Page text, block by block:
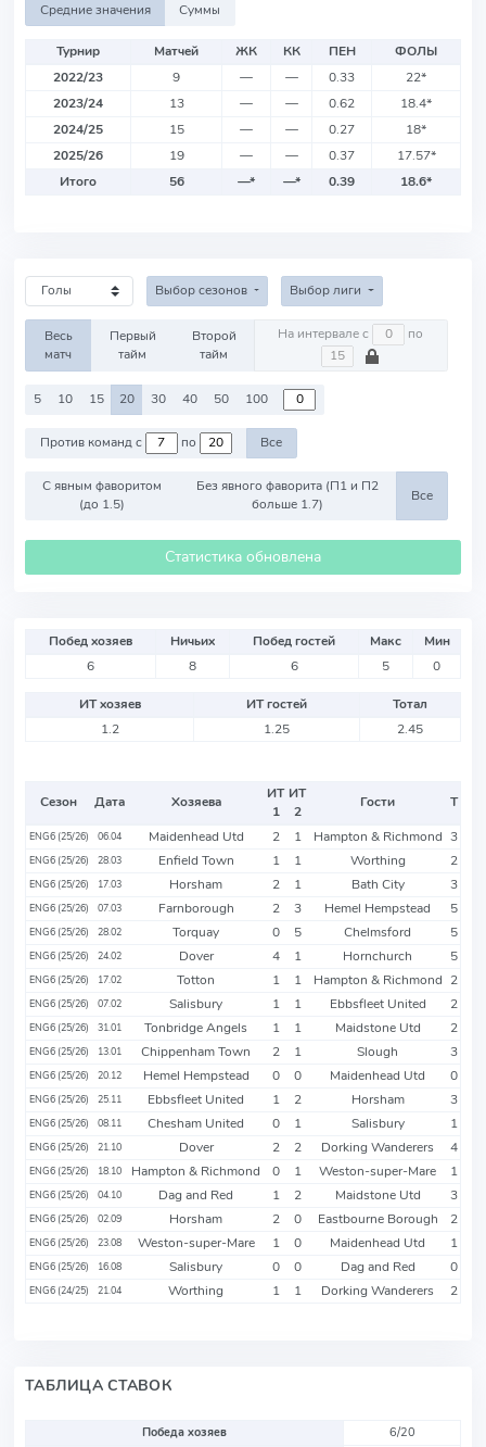
Средние значения Суммы
Турнир Матчей ЖК КК ПЕН
ФОЛЫ
2022/23
9 — — 0.33 22*
2023/24
13 — — 0.62 18.4*
2024/25
15 — — 0.27 18*
2025/26
19 — — 0.37 17.57*
Итого
56 —* —* 0.39 18.6*
Выбор сезонов Выбор лиги
Весь
матч
Первый
тайм
Второй
тайм
На интервале с по
5 10 15 20 30 40 50 100
Против команд с по Все
С явным фаворитом
(до 1.5)
Без явного фаворита (П1 и П2
больше 1.7)
Все
Статистика обновлена
Побед хозяев Ничьих Побед гостей Макс
Мин
6
8 6 5 0
ИТ хозяев ИТ гостей
Тотал
1.2
1.25 2.45
Сезон Дата Хозяева
ИТ
1
ИТ
2
Гости Т
ENG6 (25/26) 06.04 Maidenhead Utd 2 1 Hampton & Richmond 3
ENG6 (25/26) 28.03 Enfield Town 1 1 Worthing 2
ENG6 (25/26) 17.03 Horsham 2 1 Bath City 3
ENG6 (25/26) 07.03 Farnborough 2 3 Hemel Hempstead 5
ENG6 (25/26) 28.02 Torquay 0 5 Chelmsford 5
ENG6 (25/26) 24.02 Dover 4 1 Hornchurch 5
ENG6 (25/26) 17.02 Totton 1 1 Hampton & Richmond 2
ENG6 (25/26) 07.02 Salisbury 1 1 Ebbsfleet United 2
ENG6 (25/26) 31.01 Tonbridge Angels 1 1 Maidstone Utd 2
ENG6 (25/26) 13.01 Chippenham Town 2 1 Slough 3
ENG6 (25/26) 20.12 Hemel Hempstead 0 0 Maidenhead Utd 0
ENG6 (25/26) 25.11 Ebbsfleet United 1 2 Horsham 3
ENG6 (25/26) 08.11 Chesham United 0 1 Salisbury 1
ENG6 (25/26) 21.10 Dover 2 2 Dorking Wanderers 4
ENG6 (25/26) 18.10 Hampton & Richmond 0 1 Weston-super-Mare 1
ENG6 (25/26) 04.10 Dag and Red 1 2 Maidstone Utd 3
ENG6 (25/26) 02.09 Horsham 2 0 Eastbourne Borough 2
ENG6 (25/26) 23.08 Weston-super-Mare 1 0 Maidenhead Utd 1
ENG6 (25/26) 16.08 Salisbury 0 0 Dag and Red 0
ENG6 (24/25) 21.04 Worthing 1 1 Dorking Wanderers 2
ТАБЛИЦА СТАВОК
Победа хозяев
6/20